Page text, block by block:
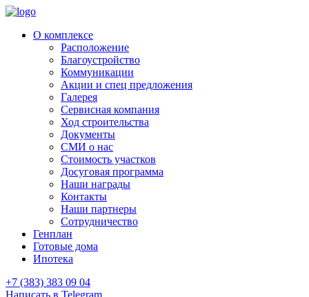
О комплексе
Расположение
Благоустройство
Коммуникации
Акции и спец предложения
Галерея
Сервисная компания
Ход строительства
Документы
СМИ о нас
Стоимость участков
Досуговая программа
Наши награды
Контакты
Наши партнеры
Сотрудничество
Генплан
Готовые дома
Ипотека
+7 (383) 383 09 04
Написать в Telegram